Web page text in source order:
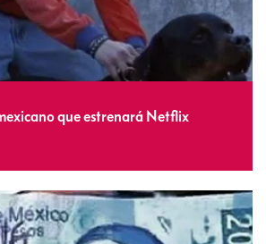
que estrenará Netflix